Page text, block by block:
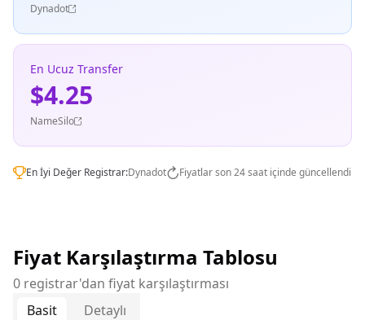
Dynadot
En Ucuz Transfer
$4.25
NameSilo
En İyi Değer Registrar:Dynadot Fiyatlar son 24 saat içinde güncellendi
Fiyat Karşılaştırma Tablosu
0 registrar'dan fiyat karşılaştırması
Basit
Detaylı